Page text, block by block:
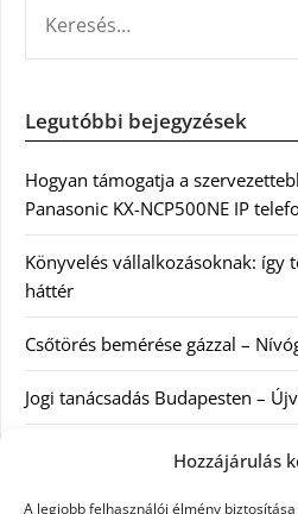
Hozzájárulás
A legjobb felhasználói élmény
Legutóbbi bejegyzések
Hogyan támogatja a
Panasonic KX-NCP500NE IP
Könyvelés vállalkozásoknak: így
háttér
Csőtörés bemérése gázzal –
Jogi tanácsadás Budapesten –
Arckrémek – mit érdemes tudni